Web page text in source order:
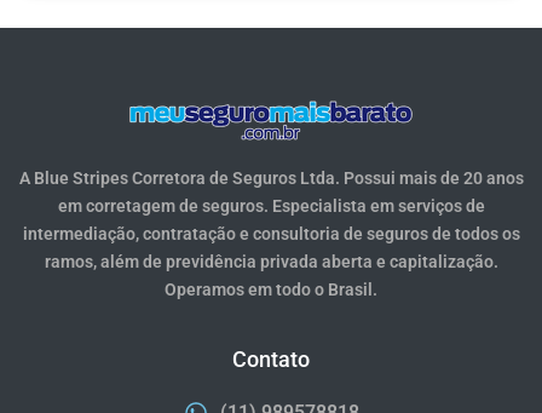
A Blue Stripes Corretora de Seguros Ltda. Possui mais de 20 anos
em corretagem de seguros. Especialista em serviços de
intermediação, contratação e consultoria de seguros de todos os
ramos, além de previdência privada aberta e capitalização.
Operamos em todo o Brasil.
Contato